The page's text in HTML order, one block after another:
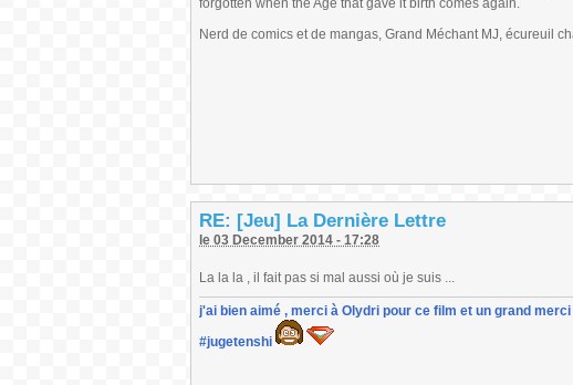
forgotten when the Age that gave it birth comes again.
Nerd de comics et de mangas, Grand Méchant MJ, écureuil
RE: [Jeu] La Dernière Lettre
le 03 December 2014 - 17:28
La la la , il fait pas si mal aussi où je suis ...
j'ai bien aimé , merci à Olydri pour ce film et un grand
#jugetenshi